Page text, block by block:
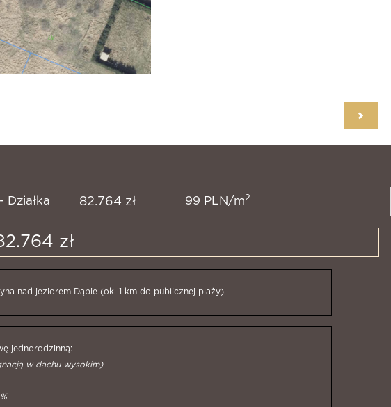
- Działka 82.764 zł 99 PLN/m2
zł
nad jeziorem Dąbie (ok. 1 km do publicznej plaży).
jednorodzinną:
w dachu wysokim)